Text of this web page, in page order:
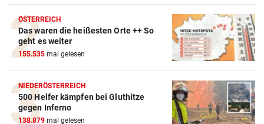
ÖSTERREICH
Das waren die heißesten Orte ++ So
geht es weiter
155.535 mal gelesen
NIEDERÖSTERREICH
500 Helfer kämpfen bei Gluthitze
gegen Inferno
138.879 mal gelesen
Crosstrainer Vergleich
ZUM VERGLEICH
E-Bike Vergleich
ZUM VERGLEICH
Elektro-Scooter Vergleich
ZUM VERGLEICH